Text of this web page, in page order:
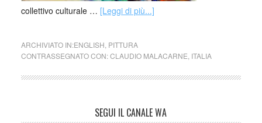
collettivo culturale … [Leggi di più...]
ARCHIVIATO IN:ENGLISH PITTURA
CONTRASSEGNATO CON:CLAUDIO MALACARNE ITALIA
SEGUI IL CANALE WA